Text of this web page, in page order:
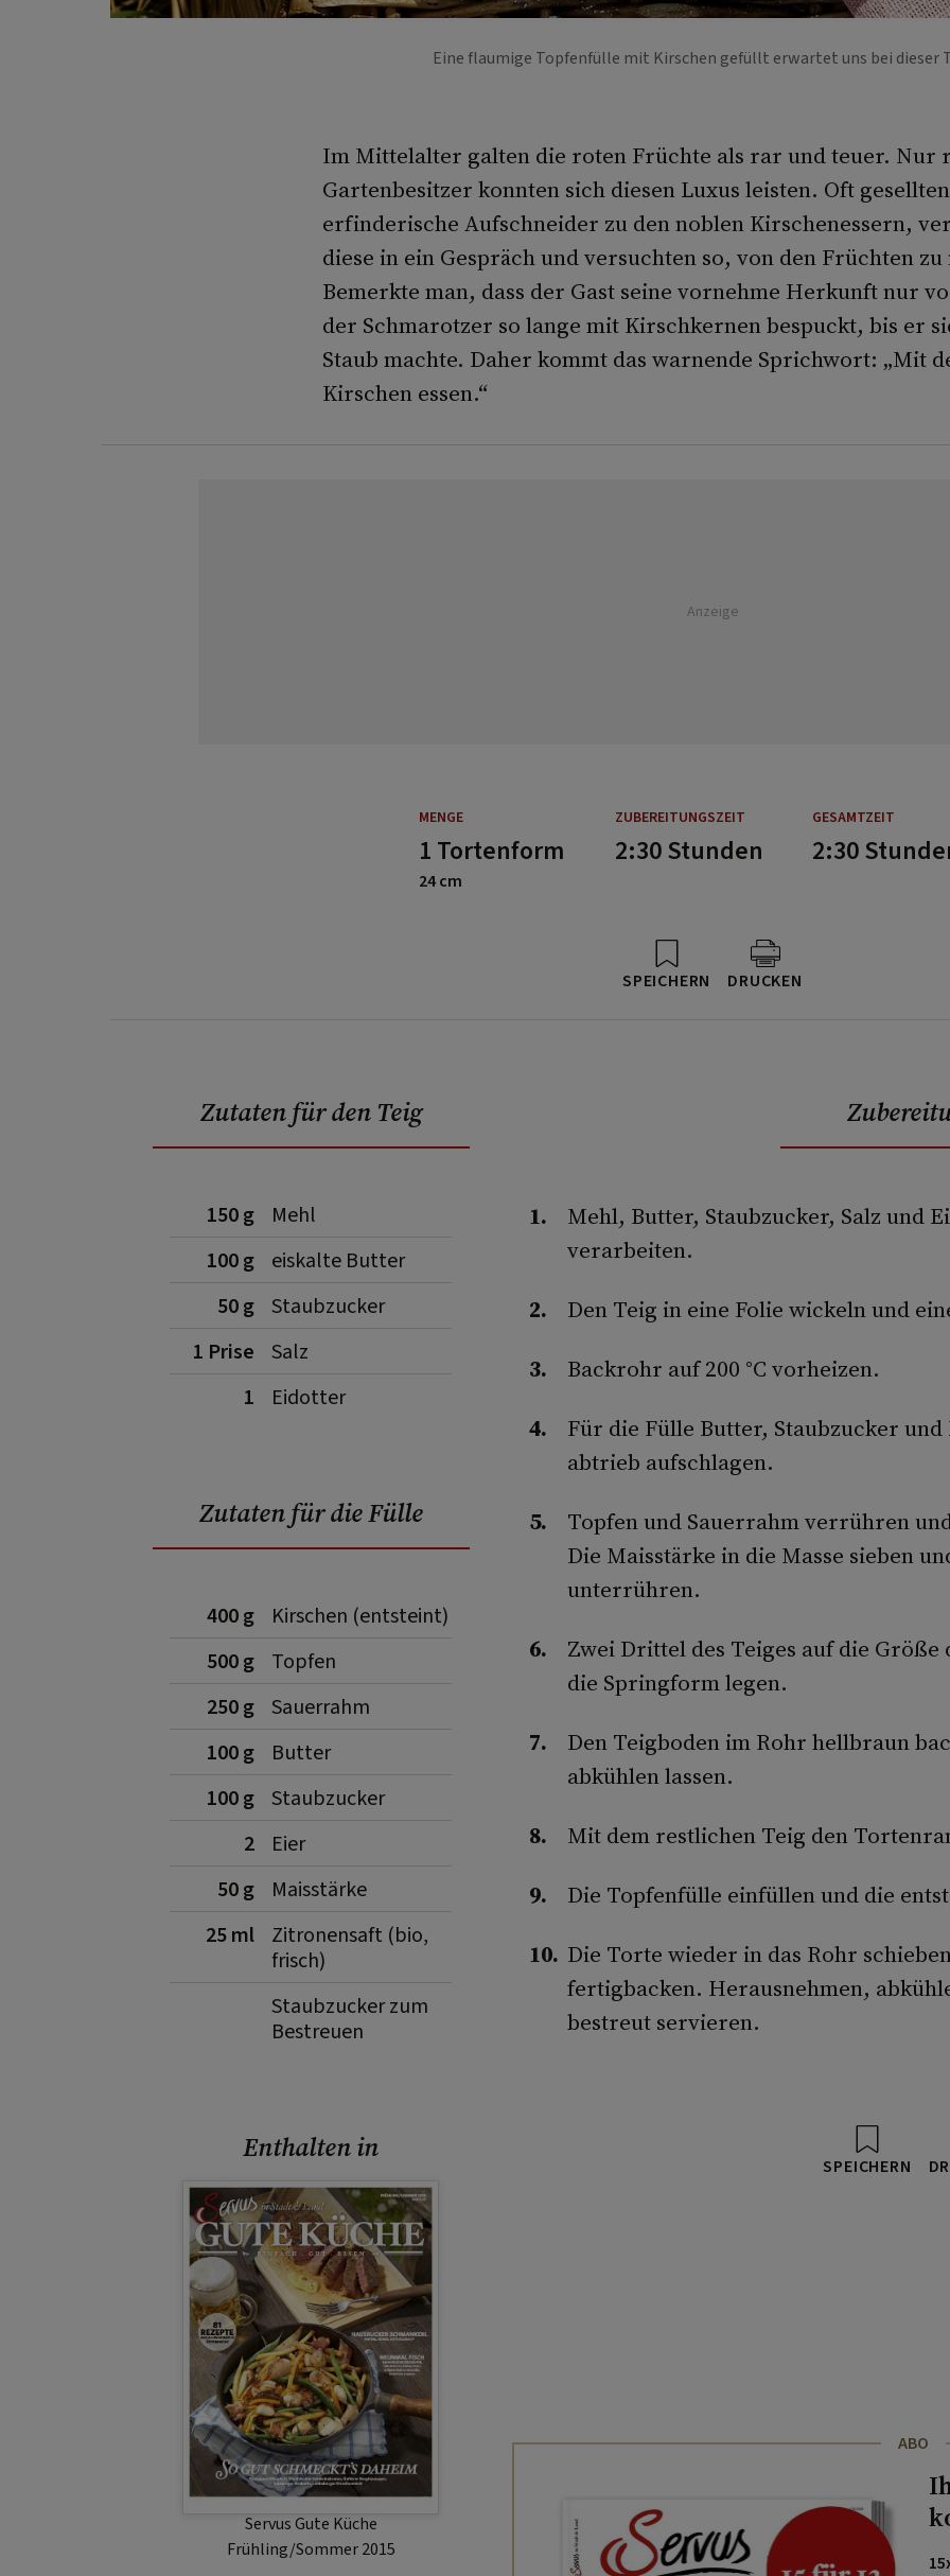
Eine flaumige Topfenfülle mit Kirschen gefüllt erwartet uns bei dieser
Im Mittelalter galten die roten Früchte als rar und teuer. Nur
Gartenbesitzer konnten sich diesen Luxus leisten. Oft
erfinderische Aufschneider zu den noblen Kirschenessern,
diese in ein Gespräch und versuchten so, von den Früchten zu
Bemerkte man, dass der Gast seine vornehme Herkunft nur
der Schmarotzer so lange mit Kirschkernen bespuckt, bis er
Staub machte. Daher kommt das warnende Sprichwort: „Mit
Kirschen essen.“
Anzeige
MENGE ZUBEREITUNGSZEIT GESAMTZEIT
1 Tortenform
24 cm
2:30 Stunden 2:30
SPEICHERN DRUCKEN
Zutaten für den Teig
150 g
Mehl
100 g
eiskalte Butter
50 g Staubzucker
1 Prise
Salz
1
Eidotter
Zutaten für die Fülle
400 g
Kirschen (entsteint)
500 g
Topfen
250 g Sauerrahm
100 g
Butter
100 g Staubzucker
2
Eier
50 g
Maisstärke
25 ml
Zitronensaft (bio,
frisch)
Staubzucker zum
Bestreuen
Enthalten in
Servus Gute Küche
Frühling/Sommer 2015
Mehl, Butter, Staubzucker, Salz und
verarbeiten.
Den Teig in eine Folie wickeln und
Backrohr auf 200 °C vorheizen.
Für die Fülle Butter, Staubzucker
abtrieb aufschlagen.
Topfen und Sauerrahm verrühren
Die Maisstärke in die Masse sieben
unterrühren.
Zwei Drittel des Teiges auf die
die Springform legen.
Den Teig­boden im Rohr hellbraun
abkühlen lassen.
Mit dem restlichen Teig den
Die Topfenfülle ein­füllen und die
Die Torte wieder in das Rohr
fertigbacken. Herausnehmen,
bestreut servieren.
SPEICHERN
ABO